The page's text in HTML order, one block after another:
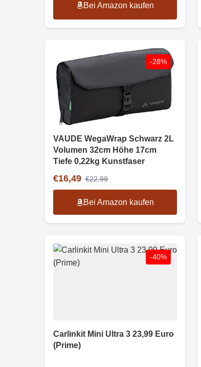
Bei Amazon kaufen
-28%
VAUDE WegaWrap Schwarz 2L
Volumen 32cm Höhe 17cm
Tiefe 0,22kg Kunstfaser
€16,49 €22,99
Bei Amazon kaufen
-40%
Carlinkit Mini Ultra 3 23,99 Euro
(Prime)